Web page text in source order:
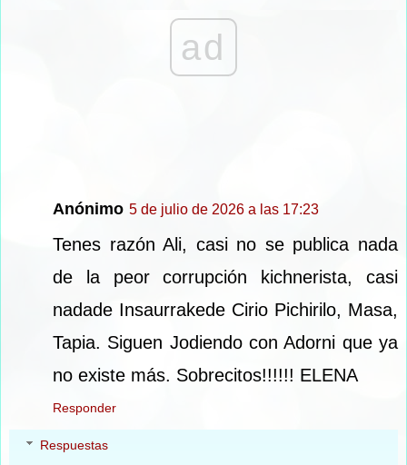
ad
Anónimo 5 de julio de 2026 a las 17:23
Tenes razón Ali, casi no se publica nada
de la peor corrupción kichnerista, casi
nadade Insaurrakede Cirio Pichirilo, Masa,
Tapia. Siguen Jodiendo con Adorni que ya
no existe más. Sobrecitos!!!!!! ELENA
Responder
Respuestas